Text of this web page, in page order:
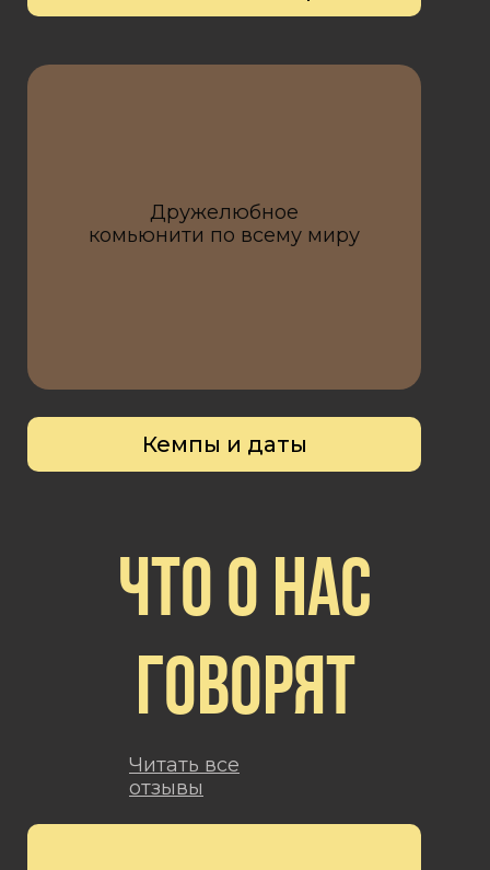
Дружелюбное
комьюнити по всему миру
Кемпы и даты
ЧТО О НАС
ГОВОРЯТ
Читать все
отзывы